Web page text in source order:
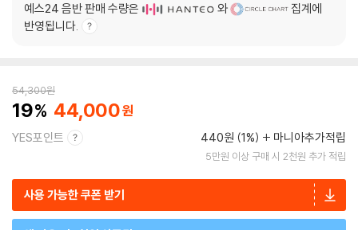
예스24 음반 판매 수량은 와
집계에
반영됩니다.
54,300원
19 44,000
YES포인트 440원 (1%) 마니아추가적립
5만원 이상 구매 시 2천원 추가 적립
사용 가능한 쿠폰 받기